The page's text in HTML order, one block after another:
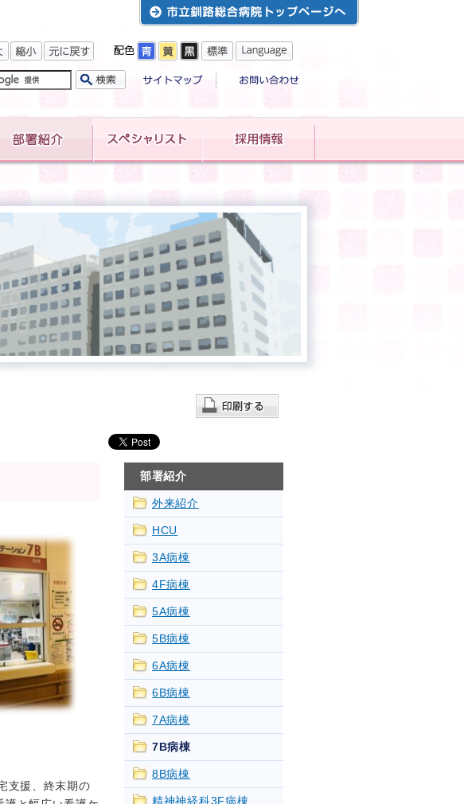
支援、終末期の
部署紹介
外来紹介
HCU
3A病棟
4F病棟
5A病棟
5B病棟
6A病棟
6B病棟
7A病棟
7B病棟
8B病棟
精神神経科3F病棟